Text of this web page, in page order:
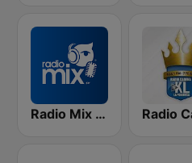
Radio Mix El Salvador